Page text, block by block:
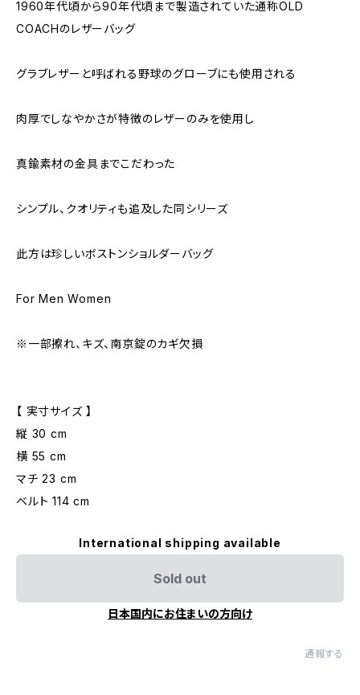
1960年代頃から90年代頃まで製造されていた通称OLD
COACHのレザーバッグ
グラブレザーと呼ばれる野球のグローブにも使用される
肉厚でしなやかさが特徴のレザーのみを使用し
真鍮素材の金具までこだわった
シンプル、クオリティも追及した同シリーズ
此方は珍しいボストンショルダーバッグ
For Men Women
※一部擦れ、キズ、南京錠のカギ欠損
【 実寸サイズ 】
縦 30 cm
横 55 cm
マチ 23 cm
ベルト 114 cm
International shipping available
Sold out
日本国内にお住まいの方向け
通報する